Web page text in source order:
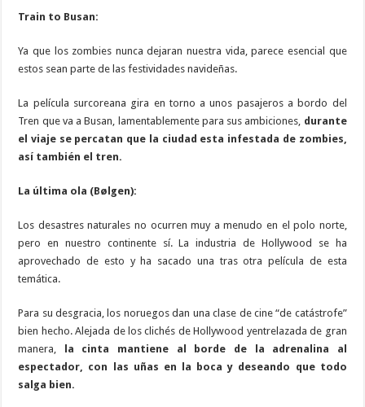
Train to Busan:
Ya que los zombies nunca dejaran nuestra vida, parece esencial que
estos sean parte de las festividades navideñas.
La película surcoreana gira en torno a unos pasajeros a bordo del
Tren que va a Busan, lamentablemente para sus ambiciones, durante
el viaje se percatan que la ciudad esta infestada de zombies,
así también el tren.
La última ola (Bølgen):
Los desastres naturales no ocurren muy a menudo en el polo norte,
pero en nuestro continente sí. La industria de Hollywood se ha
aprovechado de esto y ha sacado una tras otra película de esta
temática.
Para su desgracia, los noruegos dan una clase de cine “de catástrofe”
bien hecho. Alejada de los clichés de Hollywood yentrelazada de gran
manera,
la cinta mantiene al borde de la adrenalina al
espectador, con las uñas en la boca y deseando que todo
salga bien.